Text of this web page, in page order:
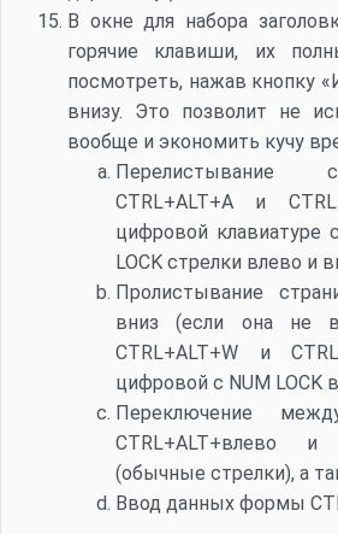
В окне для набора
горячие клавиши, их
посмотреть, нажав кнопку
внизу. Это позволит не
вообще и экономить кучу
Перелистывание
CTRL+ALT+A и
цифровой клавиатуре
LOCK стрелки влево и
Пролистывание
вниз (если она не
CTRL+ALT+W и
цифровой с NUM LOCK
Переключение
CTRL+ALT+влево и
(обычные стрелки), а
Ввод данных формы